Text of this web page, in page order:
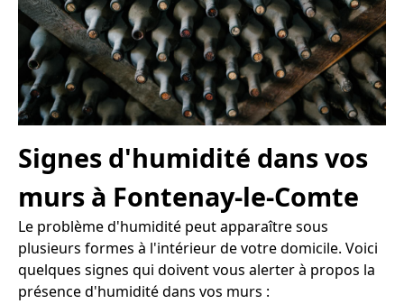
Signes d'humidité dans vos
murs à Fontenay-le-Comte
Le problème d'humidité peut apparaître sous
plusieurs formes à l'intérieur de votre domicile. Voici
quelques signes qui doivent vous alerter à propos la
présence d'humidité dans vos murs :